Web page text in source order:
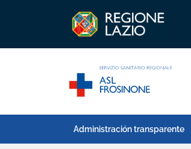
Administración transparente